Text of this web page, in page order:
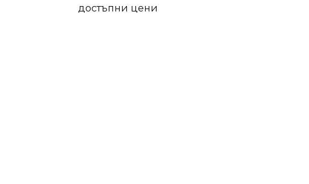
достъпни цени